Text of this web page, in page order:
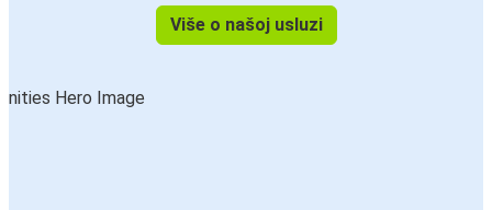
Više o našoj usluzi